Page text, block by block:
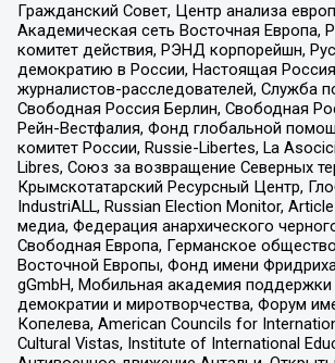
Гражданский Совет, Центр анализа
Академическая сеть Восточная Европа,
комитет действия, РЭНД корпорейшн,
демократию в России, Настоящая
журналистов-расследователей, Служба
Свободная Россия Берлин, Свободная
Рейн-Вестфалия, Фонд глобальной
комитет России, Russie-Libertes, La
Libres, Союз за возвращение Северных
Крымскотатарский Ресурсный Центр,
IndustriALL, Russian Election Monitor,
медиа, Федерация анархического
Свободная Европа, Германское
Восточной Европы, Фонд имени
gGmbH, Мобильная академия поддержки
демократии и миротворчества, Форум
Копелева, American Councils for
Cultural Vistas, Institute of International